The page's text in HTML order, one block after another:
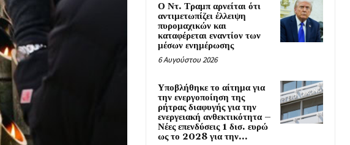
Ο Ντ. Τραμπ αρνείται ότι
αντιμετωπίζει έλλειψη
πυρομαχικών και
καταφέρεται εναντίον των
μέσων ενημέρωσης
6 Αυγούστου 2026
Υποβλήθηκε το αίτημα για
την ενεργοποίηση της
ρήτρας διαφυγής για την
ενεργειακή ανθεκτικότητα –
Νέες επενδύσεις 1 δισ. ευρώ
ως το 2028 για την...